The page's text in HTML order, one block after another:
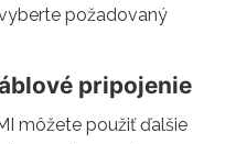
požadovaný
pripojenie
môžete použiť ďalšie